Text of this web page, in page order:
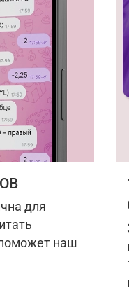
для
наш